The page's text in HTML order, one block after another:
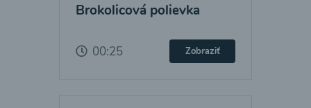
Brokolicová polievka
00:25 Zobraziť